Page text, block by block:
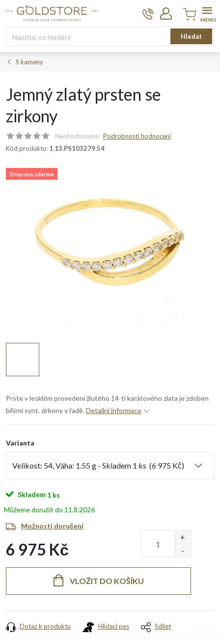
Hledat
Nákupní
košík
S kameny
Jemný zlatý prsten se
zirkony
Neohodnoceno Podrobnosti hodnocení
Kód produktu: 1.13.PS103279.54
Doprava zdarma
Prste v lesklém provedení žlutého 14-ti karátového zlata je zdoben
bílými synt. zirkony v řadě. Detailní informace
Varianta
Skladem 1 ks
11.8.2026
Možnosti doručení
6 975 Kč
VLOŽIT DO KOŠÍKU
Dotaz k produktu Hlídací pes Sdílet